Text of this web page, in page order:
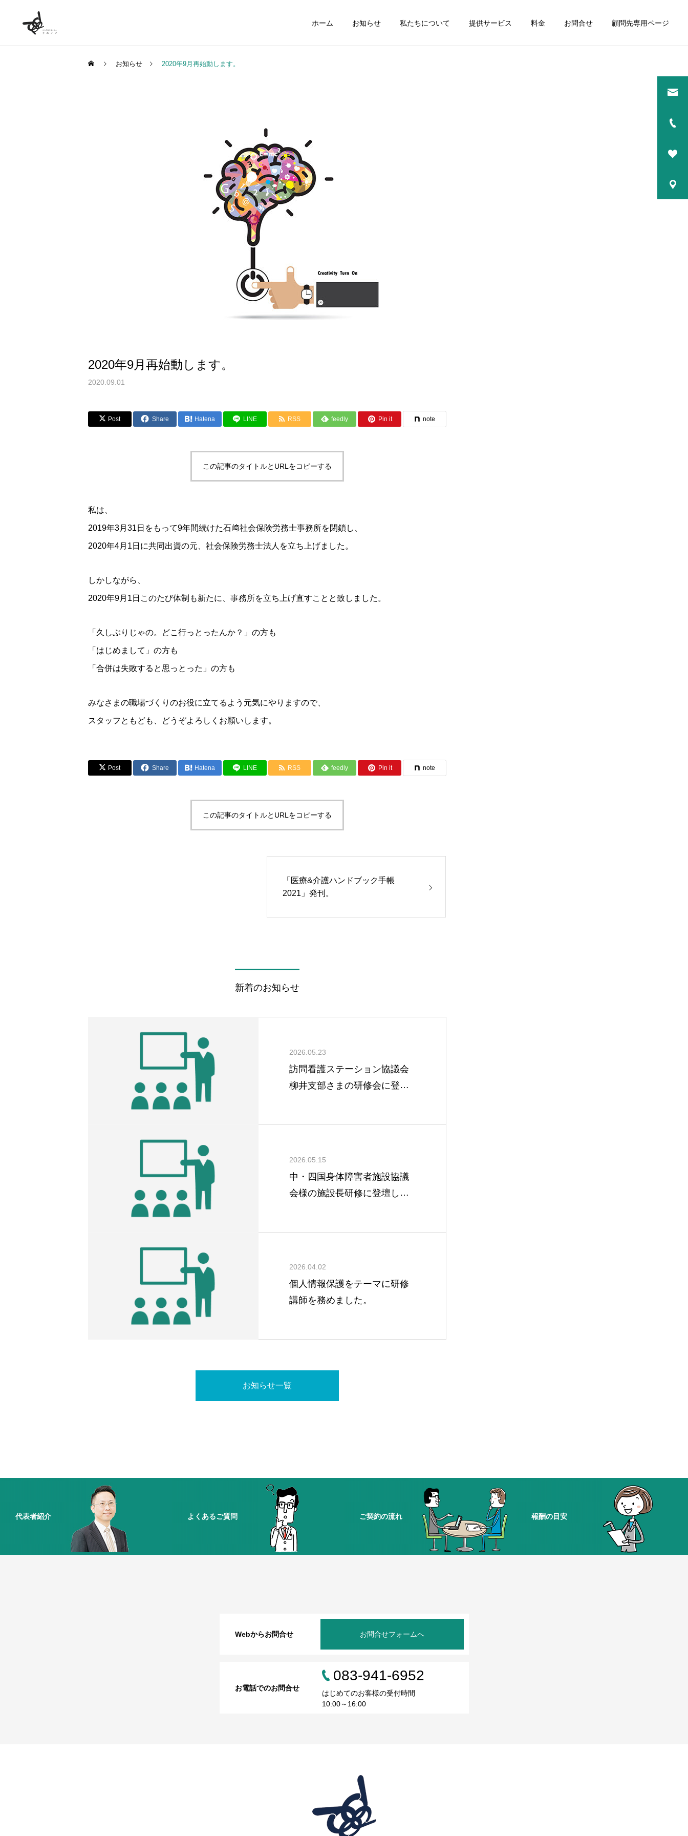
ホーム お知らせ 私たちについて 提供サービス 料金 お問合せ 顧問先専用ページ
就業規則
お知らせ 2020年9月再始動します。
2020年9月再始動します。
2020.09.01
Post Share Hatena LINE RSS feedly Pin it note
この記事のタイトルとURLをコピーする
私は、
2019年3月31日をもって9年間続けた石﨑社会保険労務士事務所を閉鎖し、
2020年4月1日に共同出資の元、社会保険労務士法人を立ち上げました。
しかしながら、
2020年9月1日このたび体制も新たに、事務所を立ち上げ直すことと致しました。
「久しぶりじゃの。どこ行っとったんか？」の方も
「はじめまして」の方も
「合併は失敗すると思っとった」の方も
みなさまの職場づくりのお役に立てるよう元気にやりますので、
スタッフともども、どうぞよろしくお願いします。
Post Share Hatena LINE RSS feedly Pin it note
この記事のタイトルとURLをコピーする
「医療&介護ハンドブック手帳
2021」発刊。
新着のお知らせ
2026.05.23
訪問看護ステーション協議会
柳井支部さまの研修会に登壇
2026.05.15
中・四国身体障害者施設協議
会様の施設長研修に登壇しま
2026.04.02
個人情報保護をテーマに研修
講師を務めました。
お知らせ一覧
代表者紹介 よくあるご質問 ご契約の流れ 報酬の目安
Webからお問合せ お問合せフォームへ
お電話でのお問合せ
083-941-6952
はじめてのお客様の受付時間
10:00～16:00